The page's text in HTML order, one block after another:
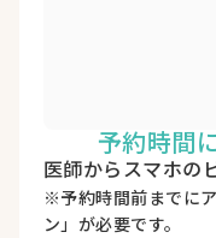
予約時間
医師からスマホの
※予約時間前までに
ン」が必要です。